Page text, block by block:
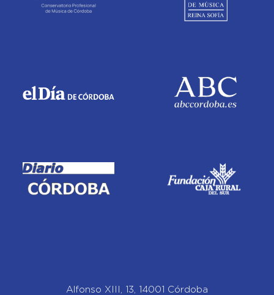
Alfonso XIII, 13, 14001 Córdoba